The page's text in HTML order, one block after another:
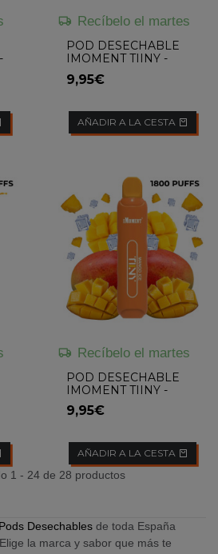
Recíbelo el martes
POD DESECHABLE
IMOMENT TIINY -
KIWI PASSION GUAVA
9,95€
AÑADIR A LA CESTA
Recíbelo el martes
POD DESECHABLE
IMOMENT TIINY -
MANGO ICE
9,95€
AÑADIR A LA CESTA
1 - 24 de 28 productos
Pods Desechables de toda España
la marca y sabor que más te